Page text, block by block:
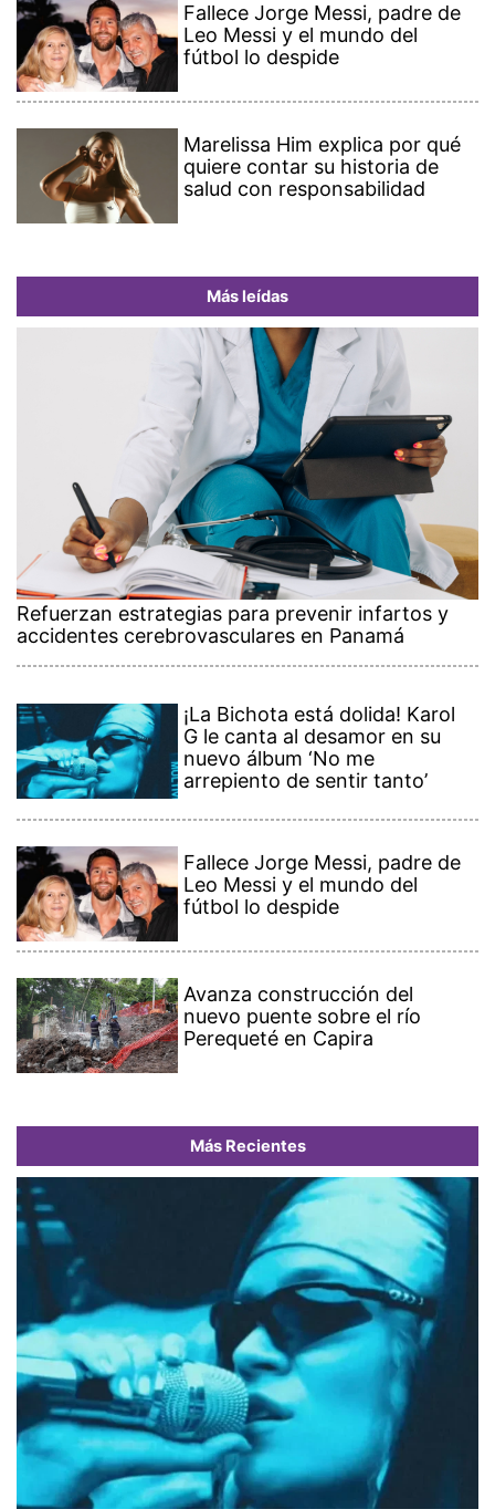
Fallece Jorge Messi, padre de
Leo Messi y el mundo del
fútbol lo despide
Marelissa Him explica por qué
quiere contar su historia de
salud con responsabilidad
Más leídas
Refuerzan estrategias para prevenir infartos y
accidentes cerebrovasculares en Panamá
¡La Bichota está dolida! Karol
G le canta al desamor en su
nuevo álbum ‘No me
arrepiento de sentir tanto’
Fallece Jorge Messi, padre de
Leo Messi y el mundo del
fútbol lo despide
Avanza construcción del
nuevo puente sobre el río
Perequeté en Capira
Más Recientes